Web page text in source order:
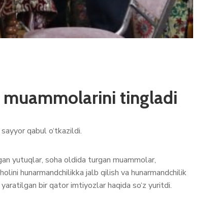
tingladi
qabul o‘tkazildi.
yutuqlar, soha oldida turgan muammolar,
hunarmandchilikka jalb qilish va hunarmandchilik
bir qator imtiyozlar haqida so‘z yuritdi.